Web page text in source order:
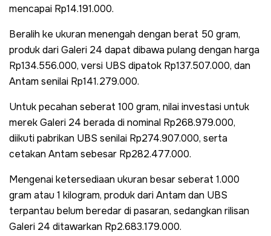
mencapai Rp14.191.000.
Beralih ke ukuran menengah dengan berat 50 gram,
produk dari Galeri 24 dapat dibawa pulang dengan harga
Rp134.556.000, versi UBS dipatok Rp137.507.000, dan
Antam senilai Rp141.279.000.
Untuk pecahan seberat 100 gram, nilai investasi untuk
merek Galeri 24 berada di nominal Rp268.979.000,
diikuti pabrikan UBS senilai Rp274.907.000, serta
cetakan Antam sebesar Rp282.477.000.
Mengenai ketersediaan ukuran besar seberat 1.000
gram atau 1 kilogram, produk dari Antam dan UBS
terpantau belum beredar di pasaran, sedangkan rilisan
Galeri 24 ditawarkan Rp2.683.179.000.